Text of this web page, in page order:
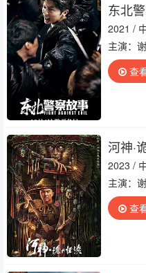
东北
2021 /
主演：
查
河神·
2023 /
主演：
查